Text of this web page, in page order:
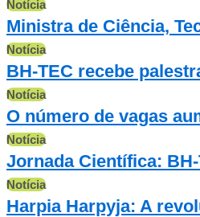
Notícia
Ministra de Ciência,
Notícia
BH-TEC recebe
Notícia
O número de vagas
Notícia
Jornada Científica:
Notícia
Harpia Harpyja: A